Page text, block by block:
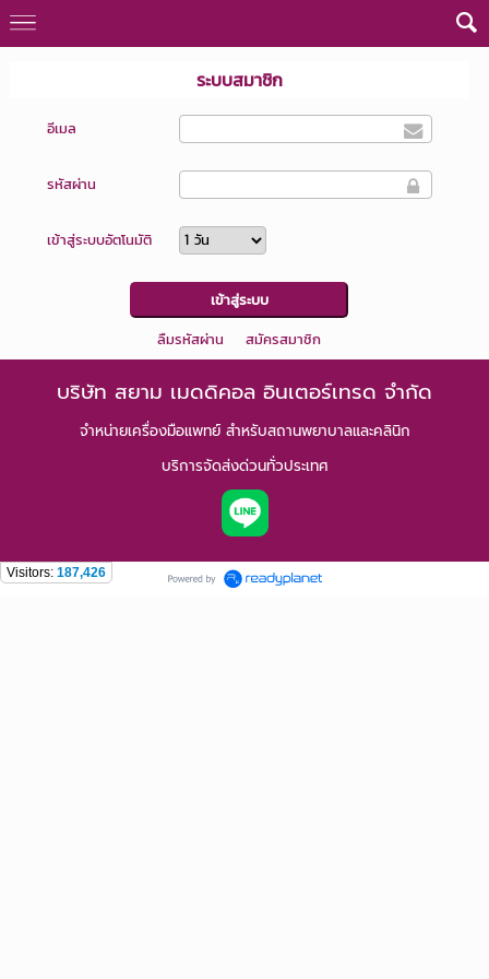
ระบบสมาชิก
อีเมล
รหัสผ่าน
เข้าสู่ระบบอัตโนมัติ
ลืมรหัสผ่าน สมัครสมาชิก
บริษัท สยาม เมดดิคอล อินเตอร์เทรด จำกัด
จำหน่ายเครื่องมือแพทย์ สำหรับสถานพยาบาลและคลินิก
บริการจัดส่งด่วนทั่วประเทศ
Visitors: 187,426